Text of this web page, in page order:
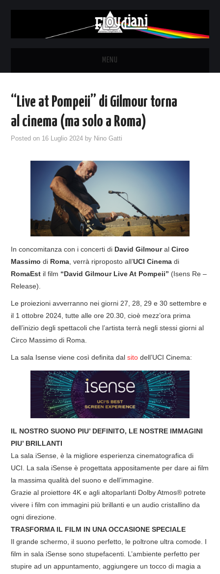
MENU
THE LUNATICS
SYD BARRETT – ALLE SOGLIE
COVER & TRIBUTI
EVENTI
DISCOGRAFIA
RELICS – SFALCI E RAMAGLIE
PINKFLOYDIANE
POLICY/COOKIES
“Live at Pompeii” di Gilmour torna
al cinema (ma solo a Roma)
Posted on 16 Luglio 2024 by Nino Gatti
In concomitanza con i concerti di David GilmouralCirco
Massimo di Roma, verrà riproposto all’UCI Cinema di
RomaEst il film “David Gilmour Live At Pompeii” (Isens Re –
Release).
Le proiezioni avverranno nei giorni 27, 28, 29 e 30 settembre e
il 1 ottobre 2024, tutte alle ore 20.30, cioè mezz’ora prima
dell’inizio degli spettacoli che l’artista terrà negli stessi giorni al
Circo Massimo di Roma.
La sala Isense viene così definita dalsito dell’UCI Cinema:
IL NOSTRO SUONO PIU’ DEFINITO, LE NOSTRE IMMAGINI
PIU’ BRILLANTI
La sala iSense, è la migliore esperienza cinematografica di
UCI. La sala iSense è progettata appositamente per dare ai film
la massima qualità del suono e dell’immagine.
Grazie al proiettore 4K e agli altoparlanti Dolby Atmos® potrete
vivere i film con immagini più brillanti e un audio cristallino da
ogni direzione.
TRASFORMA IL FILM IN UNA OCCASIONE SPECIALE
Il grande schermo, il suono perfetto, le poltrone ultra comode. I
film in sala iSense sono stupefacenti. L’ambiente perfetto per
stupire ad un appuntamento, aggiungere un tocco di magia a